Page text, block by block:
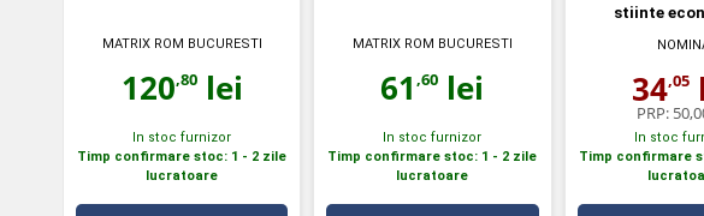
MATRIX ROM BUCURESTI
120,80lei
In stoc furnizor
Timp confirmare stoc: 1 - 2 zile
lucratoare
MATRIX ROM BUCURESTI
61,60 lei
In stoc furnizor
Timp confirmare stoc: 1 - 2 zile
lucratoare
stiinte
34,05
PRP:
In stoc
Timp confirmare